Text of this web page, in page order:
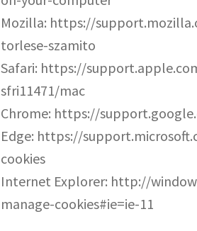
Mozilla: https://
torlese-szamito
Safari: https://
sfri11471/mac
Chrome: https://
Edge: https://
cookies
Internet Explorer: http://
manage-cookies#ie=ie-11